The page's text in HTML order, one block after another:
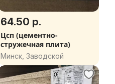
64.50 р.
Цсп (цементно-
стружечная плита)
Минск, Заводской